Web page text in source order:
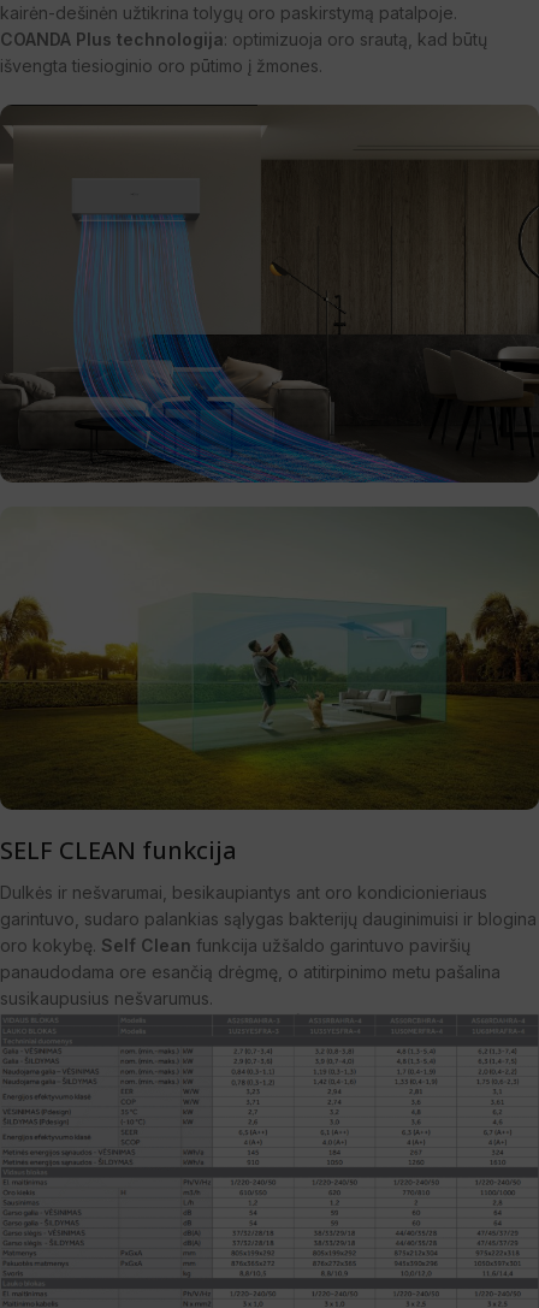
kairėn-dešinėn užtikrina tolygų oro paskirstymą patalpoje.
COANDA Plus technologija: optimizuoja oro srautą, kad būtų
išvengta tiesioginio oro pūtimo į žmones.
SELF CLEAN funkcija
Dulkės ir nešvarumai, besikaupiantys ant oro kondicionieriaus
garintuvo, sudaro palankias sąlygas bakterijų dauginimuisi ir blogina
oro kokybę. Self Clean funkcija užšaldo garintuvo paviršių
panaudodama ore esančią drėgmę, o atitirpinimo metu pašalina
susikaupusius nešvarumus.